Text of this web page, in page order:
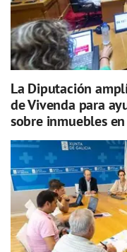
La Diputación
de Vivenda para
sobre inmuebles